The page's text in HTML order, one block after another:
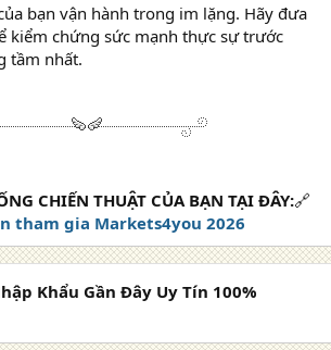
bạn vận hành trong im lặng. Hãy đưa
kiểm chứng sức mạnh thực sự trước
tầm nhất.
CHIẾN THUẬT CỦA BẠN TẠI ĐÂY:🔗
tham gia Markets4you 2026
Khẩu Gần Đây Uy Tín 100%